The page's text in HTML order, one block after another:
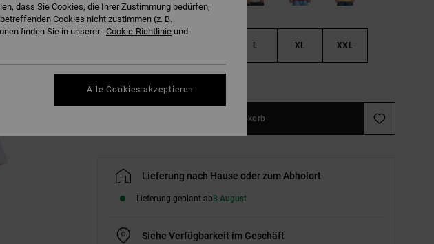
L XL XXL
In den Warenkorb
Lieferung nach Hause oder zum Abholort
Lieferung geplant ab8 August
Siehe Verfügbarkeit im Geschäft
dass Sie Cookies, die Ihrer Zustimmung bedürfen,
Cookies nicht zustimmen (z. B.
finden Sie in unserer : Cookie-Richtlinie und
Alle Cookies akzeptieren